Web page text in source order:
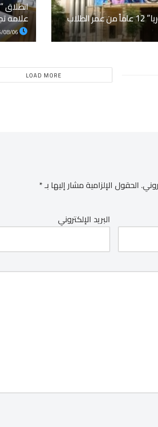
علامة
2026/08/06
LOAD MORE
الحقول الإلزامية مشار إليها بـ*
البريد الإلكتروني